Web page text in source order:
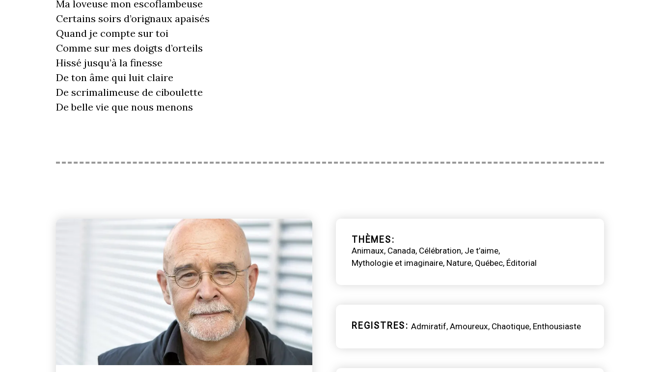
Ma loveuse mon escoflambeuse
Certains soirs d’orignaux apaisés
Quand je compte sur toi
Comme sur mes doigts d’orteils
Hissé jusqu’à la finesse
De ton âme qui luit claire
De scrimalimeuse de ciboulette
De belle vie que nous menons
THÈMES
Animaux Canada Célébration Je t’aime
Mythologie et imaginaire Nature Québec Éditorial
REGISTRES Admiratif Amoureux Chaotique Enthousiaste